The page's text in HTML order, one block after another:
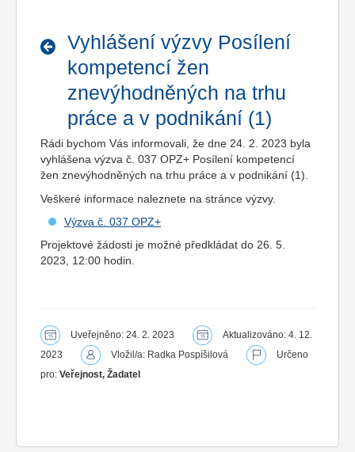
Vyhlášení výzvy Posílení
kompetencí žen
znevýhodněných na trhu
práce a v podnikání (1)
Rádi bychom Vás informovali, že dne 24. 2. 2023 byla
vyhlášena výzva č. 037 OPZ+ Posílení kompetencí
žen znevýhodněných na trhu práce a v podnikání (1).
Veškeré informace naleznete na stránce výzvy.
Výzva č. 037 OPZ+
Projektové žádosti je možné předkládat do 26. 5.
2023, 12:00 hodin.
Uveřejněno: 24. 2. 2023
Aktualizováno: 4. 12.
2023
Vložil/a: Radka Pospíšilová
Určeno
pro: Veřejnost, Žadatel